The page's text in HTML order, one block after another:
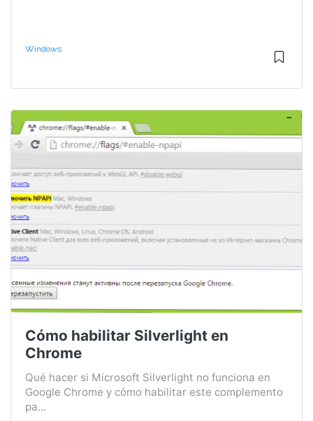
Windows
Cómo habilitar Silverlight en
Chrome
Qué hacer si Microsoft Silverlight no funciona en
Google Chrome y cómo habilitar este complemento
pa...